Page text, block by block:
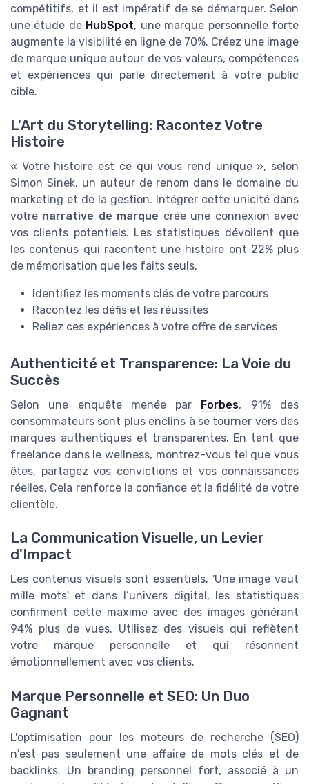
compétitifs, et il est impératif de se démarquer. Selon
une étude de HubSpot, une marque personnelle forte
augmente la visibilité en ligne de 70%. Créez une image
de marque unique autour de vos valeurs, compétences
et expériences qui parle directement à votre public
cible.
L'Art du Storytelling: Racontez Votre
Histoire
« Votre histoire est ce qui vous rend unique », selon
Simon Sinek, un auteur de renom dans le domaine du
marketing et de la gestion. Intégrer cette unicité dans
votre narrative de marque crée une connexion avec
vos clients potentiels. Les statistiques dévoilent que
les contenus qui racontent une histoire ont 22% plus
de mémorisation que les faits seuls.
Identifiez les moments clés de votre parcours
Racontez les défis et les réussites
Reliez ces expériences à votre offre de services
Authenticité et Transparence: La Voie du
Succès
Selon une enquête menée par Forbes, 91% des
consommateurs sont plus enclins à se tourner vers des
marques authentiques et transparentes. En tant que
freelance dans le wellness, montrez-vous tel que vous
êtes, partagez vos convictions et vos connaissances
réelles. Cela renforce la confiance et la fidélité de votre
clientèle.
La Communication Visuelle, un Levier
d'Impact
Les contenus visuels sont essentiels. 'Une image vaut
mille mots' et dans l’univers digital, les statistiques
confirment cette maxime avec des images générant
94% plus de vues. Utilisez des visuels qui reflètent
votre marque personnelle et qui résonnent
émotionnellement avec vos clients.
Marque Personnelle et SEO: Un Duo
Gagnant
L'optimisation pour les moteurs de recherche (SEO)
n'est pas seulement une affaire de mots clés et de
backlinks. Un branding personnel fort, associé à un